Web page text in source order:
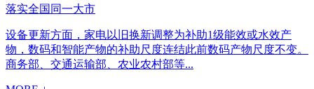
落实全国同一大市
设备更新方面，家电以旧换新调整为补助1级能效或水效产
物，数码和智能产物的补助尺度连结此前数码产物尺度不变。
商务部、交通运输部、农业农村部等...